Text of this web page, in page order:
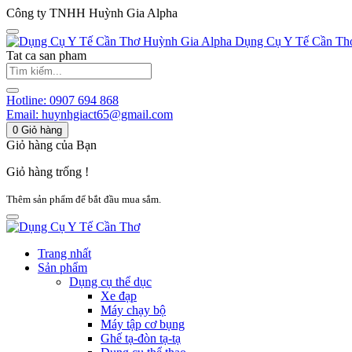
Công ty TNHH Huỳnh Gia Alpha
Huỳnh Gia Alpha Dụng Cụ Y Tế Cần
Tat ca san pham
Hotline: 0907 694 868
Email: huynhgiact65@gmail.com
0 Giỏ hàng
Giỏ hàng của Bạn
Giỏ hàng trống !
Thêm sản phẩm để bắt đầu mua sắm.
Trang nhất
Sản phẩm
Dụng cụ thể dục
Xe đạp
Máy chạy bộ
Máy tập cơ bụng
Ghế tạ-đòn tạ-tạ